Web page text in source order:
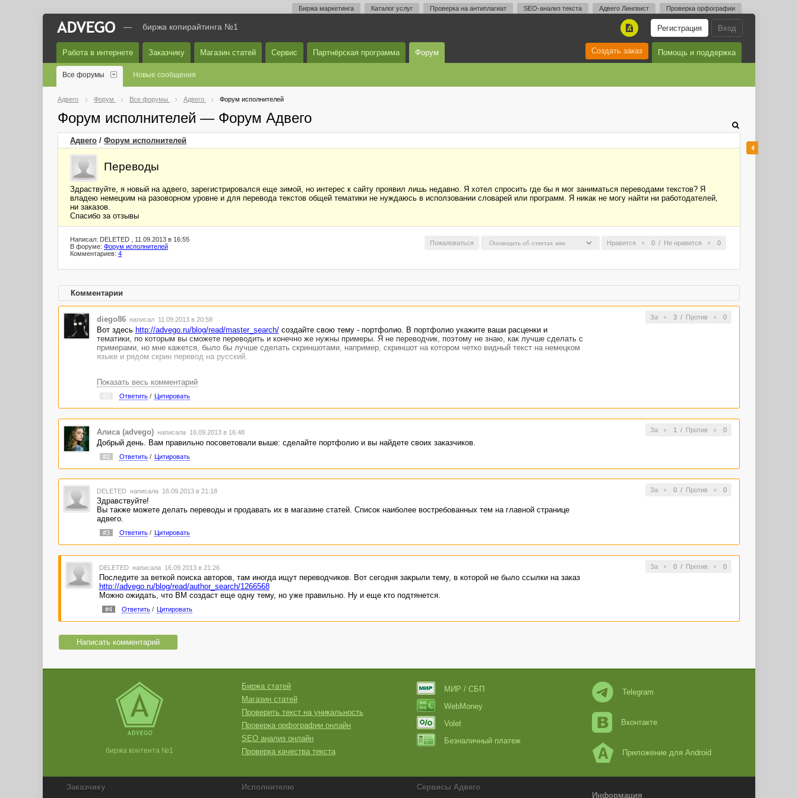
Биржа маркетинга Каталог услуг Проверка на антиплагиат SEO-анализ текста Адвего Лингвист Проверка орфографии
Вход
Регистрация
A
— биржа копирайтинга №1
Работа в интернете Заказчику Магазин статей Сервис Партнёрская программа Форум Помощь и поддержка
Создать заказ
Все форумы Новые сообщения
Адвего Форум Все форумы Адвего Форум исполнителей
Форум исполнителей — Форум Адвего
Адвего / Форум исполнителей
Переводы
Здраствуйте, я новый на адвего, зарегистрировался еще зимой, но интерес к сайту проявил лишь недавно. Я хотел спросить где бы я мог заниматься переводами текстов? Я
владею немецким на разоворном уровне и для перевода текстов общей тематики не нуждаюсь в исползовании словарей или программ. Я никак не могу найти ни работодателей,
ни заказов.
Спасибо за отзывы
Нравится 0 / Не нравится 0
Пожаловаться
Написал: DELETED , 11.09.2013 в 16:55
В форуме: Форум исполнителей
Комментариев: 4
Комментарии
За 3/ Против 0
diego86 написал 11.09.2013 в 20:58
Вот здесь http://advego.ru/blog/read/master_search/создайте свою тему - портфолио. В портфолио укажите ваши расценки и
тематики, по которым вы сможете переводить и конечно же нужны примеры. Я не переводчик, поэтому не знаю, как лучше сделать с
примерами, но мне кажется, было бы лучше сделать скриншотами, например, скриншот на котором четко видный текст на немецком
языке и рядом скрин перевод на русский.
Показать весь комментарий
Ответить/ Цитировать
За 1 / Против 0
Алиса (advego) написала 16.09.2013 в 16:48
Добрый день. Вам правильно посоветовали выше: сделайте портфолио и вы найдете своих заказчиков.
#2 Ответить/ Цитировать
За 0/ Против 0
DELETED написала 16.09.2013 в 21:18
Здравствуйте!
Вы также можете делать переводы и продавать их в магазине статей. Список наиболее востребованных тем на главной странице
адвего.
#3 Ответить/ Цитировать
За 0/ Против 0
DELETED написала 16.09.2013 в 21:26
Последите за веткой поиска авторов, там иногда ищут переводчиков. Вот сегодня закрыли тему, в которой не было ссылки на заказ
http://advego.ru/blog/read/author_search/1266568
Можно ожидать, что ВМ создаст еще одну тему, но уже правильно. Ну и еще кто подтянется.
#4 Ответить/ Цитировать
Написать комментарий
биржа контента №1
Биржа статей
Магазин статей
Проверить текст на уникальность
Проверка орфографии онлайн
SEO анализ онлайн
Проверка качества текста
МИР / СБП
WebMoney
Volet
Безналичный платеж
Telegram
Вконтакте
Приложение для Android
Заказчику Исполнителю Сервисы Адвего
Информация